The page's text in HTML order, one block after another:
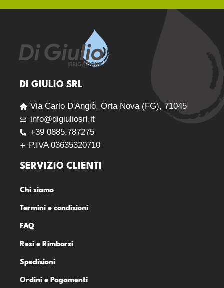
DI GIULIO SRL
Via Carlo D'Angiò, Orta Nova (FG), 71045
info@digiuliosrl.it
+39 0885.787275
P.IVA 03635320710
SERVIZIO CLIENTI
Chi siamo
Termini e condizioni
FAQ
Resi e Rimborsi
Spedizioni
Ordini e Pagamenti